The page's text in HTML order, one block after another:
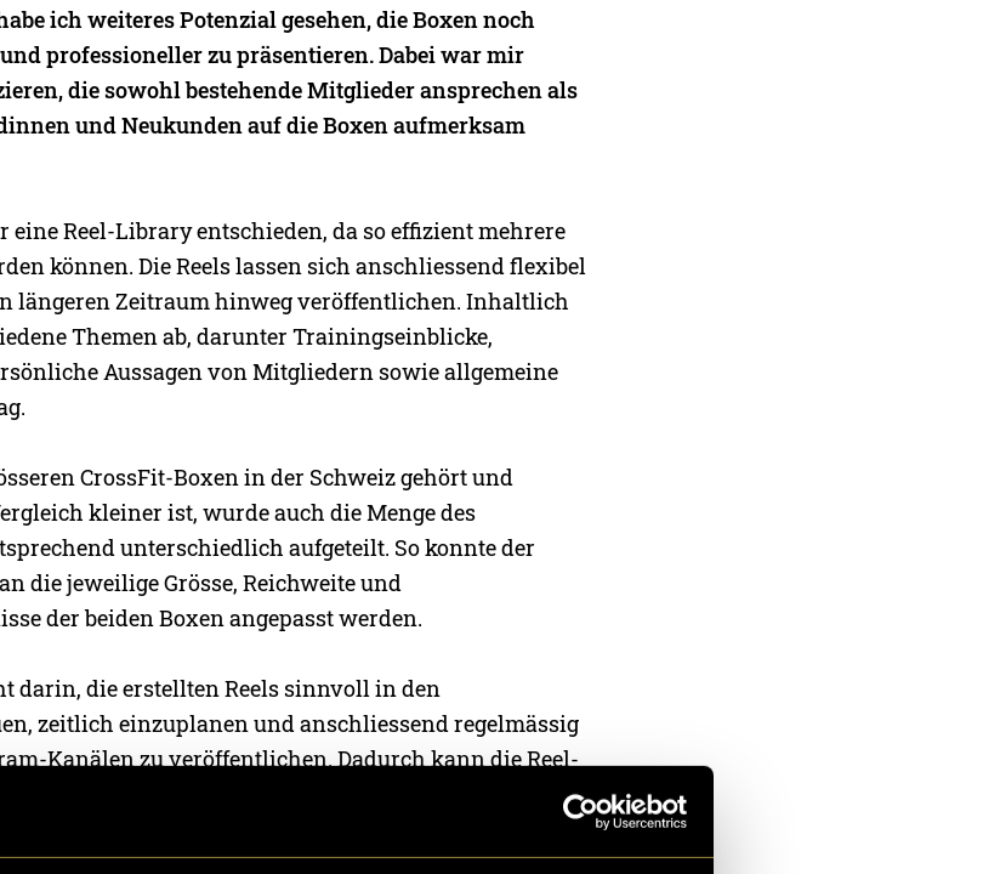
ich weiteres Potenzial gesehen, die Boxen noch
professioneller zu präsentieren. Dabei war mir
die sowohl bestehende Mitglieder ansprechen als
und Neukunden auf die Boxen aufmerksam
eine Reel-Library entschieden, da so effizient mehrere
können. Die Reels lassen sich anschliessend flexibel
längeren Zeitraum hinweg veröffentlichen. Inhaltlich
Themen ab, darunter Trainingseinblicke,
Aussagen von Mitgliedern sowie allgemeine
CrossFit-Boxen in der Schweiz gehört und
kleiner ist, wurde auch die Menge des
unterschiedlich aufgeteilt. So konnte der
die jeweilige Grösse, Reichweite und
der beiden Boxen angepasst werden.
darin, die erstellten Reels sinnvoll in den
zeitlich einzuplanen und anschliessend regelmässig
Kanälen zu veröffentlichen. Dadurch kann die Reel-
Kommunikation der beiden Boxen genutzt werden.